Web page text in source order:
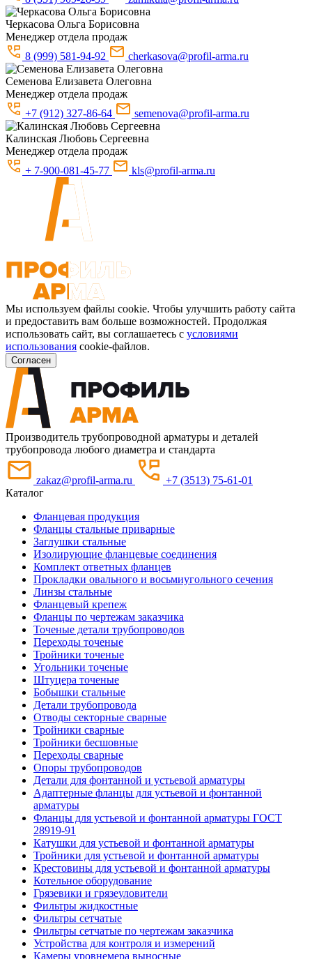
Черкасова Ольга Борисовна
Менеджер отдела продаж
8 (999) 581-94-92
cherkasova@profil-arma.ru
Семенова Елизавета Олеговна
Менеджер отдела продаж
+7 (912) 327-86-64
semenova@profil-arma.ru
Калинская Любовь Сергеевна
Менеджер отдела продаж
+ 7-900-081-45-77
kls@profil-arma.ru
Мы используем файлы cookie. Чтобы улучшить работу сайта
и предоставить вам больше возможностей. Продолжая
использовать сайт, вы соглашаетесь с условиями
использования cookie-файлов.
Согласен
Производитель трубопроводной арматуры и деталей
трубопровода любого диаметра и стандарта
zakaz@profil-arma.ru
+7 (3513) 75-61-01
Каталог
Фланцевая продукция
Фланцы стальные приварные
Заглушки стальные
Изолирующие фланцевые соединения
Комплект ответных фланцев
Прокладки овального и восьмиугольного сечения
Линзы стальные
Фланцевый крепеж
Фланцы по чертежам заказчика
Точеные детали трубопроводов
Переходы точеные
Тройники точеные
Угольники точеные
Штуцера точеные
Бобышки стальные
Детали трубопровода
Отводы секторные сварные
Тройники сварные
Тройники бесшовные
Переходы сварные
Опоры трубопроводов
Детали для фонтанной и устьевой арматуры
Адаптерные фланцы для устьевой и фонтанной
арматуры
Фланцы для устьевой и фонтанной арматуры ГОСТ
28919-91
Катушки для устьевой и фонтанной арматуры
Тройники для устьевой и фонтанной арматуры
Крестовины для устьевой и фонтанной арматуры
Котельное оборудование
Грязевики и грязеуловители
Фильтры жидкостные
Фильтры сетчатые
Фильтры сетчатые по чертежам заказчика
Устройства для контроля и измерений
Камеры уровнемера выносные